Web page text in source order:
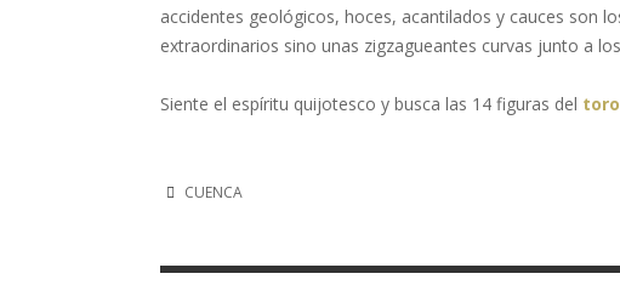
accidentes geológicos, hoces, acantilados y cauces son
extraordinarios sino unas zigzagueantes curvas junto a
Siente el espíritu quijotesco y busca las 14 figuras del
CUENCA